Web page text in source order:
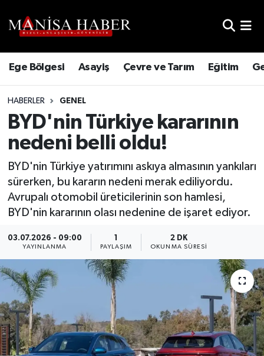
Ege Bölgesi Asayiş Çevre ve Tarım Eğitim
HABERLER GENEL
BYD'nin Türkiye kararının
nedeni belli oldu!
BYD'nin Türkiye yatırımını askıya almasının yankıları
sürerken, bu kararın nedeni merak ediliyordu.
Avrupalı otomobil üreticilerinin son hamlesi,
BYD'nin kararının olası nedenine de işaret ediyor.
03.07.2026 - 09:00
YAYINLANMA
1
PAYLAŞIM
2 DK
OKUNMA SÜRESI
Trafik Durumu
Süper Lig Puan Durumu ve Fikstür
Tüm Manşetler
Son Dakika Haberleri
Haber Arşivi